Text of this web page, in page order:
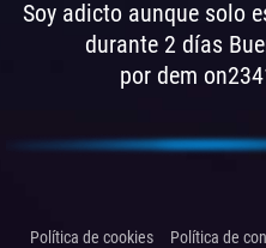
Soy adicto aunque solo
durante 2 días
por dem
Política de cookies Política de